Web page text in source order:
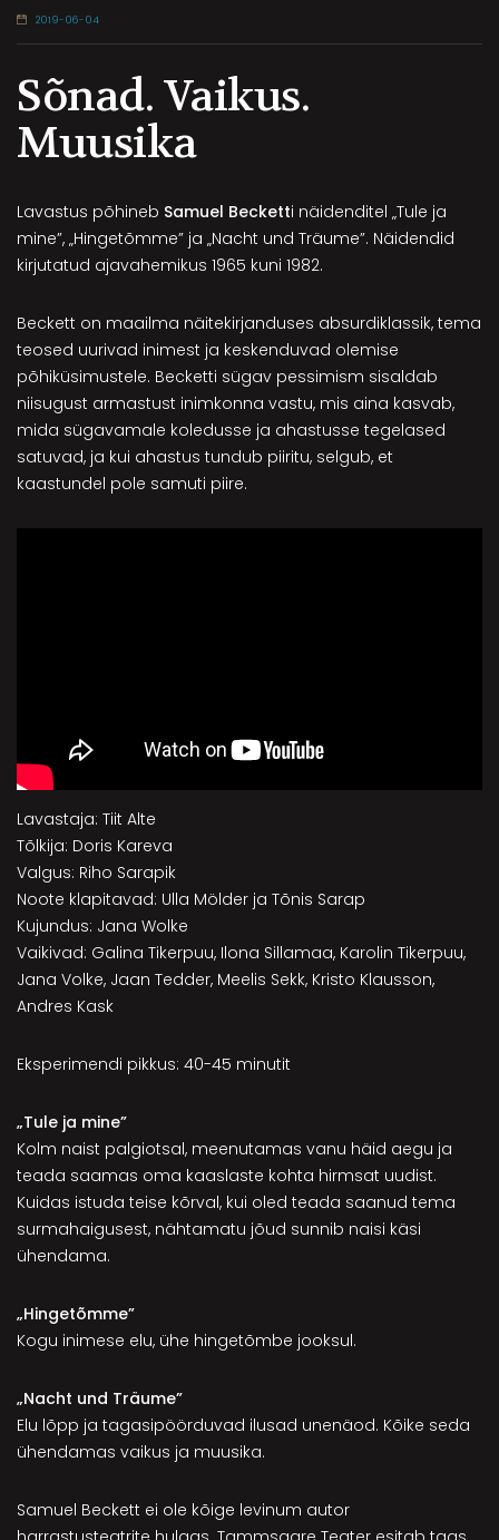
2019-06-04
Sõnad. Vaikus.
Muusika
Lavastus põhineb Samuel Becketti näidenditel „Tule ja
mine”, „Hingetõmme” ja „Nacht und Träume”. Näidendid
kirjutatud ajavahemikus 1965 kuni 1982.
Beckett on maailma näitekirjanduses absurdiklassik, tema
teosed uurivad inimest ja keskenduvad olemise
põhiküsimustele. Becketti sügav pessimism sisaldab
niisugust armastust inimkonna vastu, mis aina kasvab,
mida sügavamale koledusse ja ahastusse tegelased
satuvad, ja kui ahastus tundub piiritu, selgub, et
kaastundel pole samuti piire.
Lavastaja: Tiit Alte
Tõlkija: Doris Kareva
Valgus: Riho Sarapik
Noote klapitavad: Ulla Mölder ja Tõnis Sarap
Kujundus: Jana Wolke
Vaikivad: Galina Tikerpuu, Ilona Sillamaa, Karolin Tikerpuu,
Jana Volke, Jaan Tedder, Meelis Sekk, Kristo Klausson,
Andres Kask
Eksperimendi pikkus: 40-45 minutit
„Tule ja mine”
Kolm naist palgiotsal, meenutamas vanu häid aegu ja
teada saamas oma kaaslaste kohta hirmsat uudist.
Kuidas istuda teise kõrval, kui oled teada saanud tema
surmahaigusest, nähtamatu jõud sunnib naisi käsi
ühendama.
„Hingetõmme”
Kogu inimese elu, ühe hingetõmbe jooksul.
„Nacht und Träume”
Elu lõpp ja tagasipöörduvad ilusad unenäod. Kõike seda
ühendamas vaikus ja muusika.
Samuel Beckett ei ole kõige levinum autor